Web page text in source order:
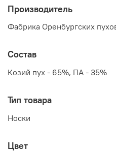
Производитель
Фабрика Оренбургских
Состав
Козий пух - 65%, ПА - 35%
Тип товара
Носки
Цвет